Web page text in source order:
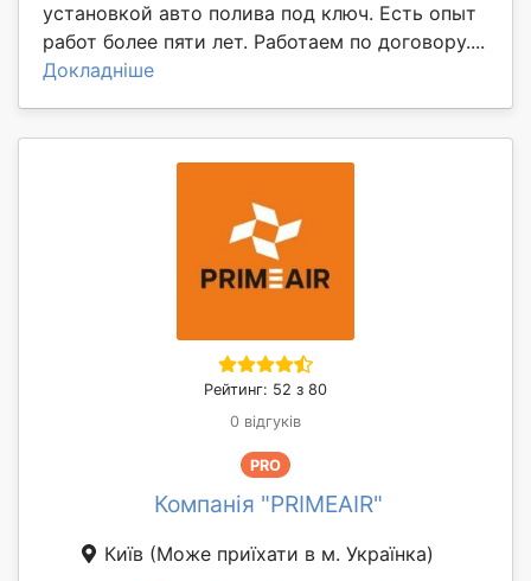
установкой авто полива под ключ. Есть опыт
работ более пяти лет. Работаем по договору....
Докладніше
Рейтинг: 52 з 80
0 відгуків
PRO
Компанія "PRIMEAIR"
Київ (Може приїхати в м. Українка)